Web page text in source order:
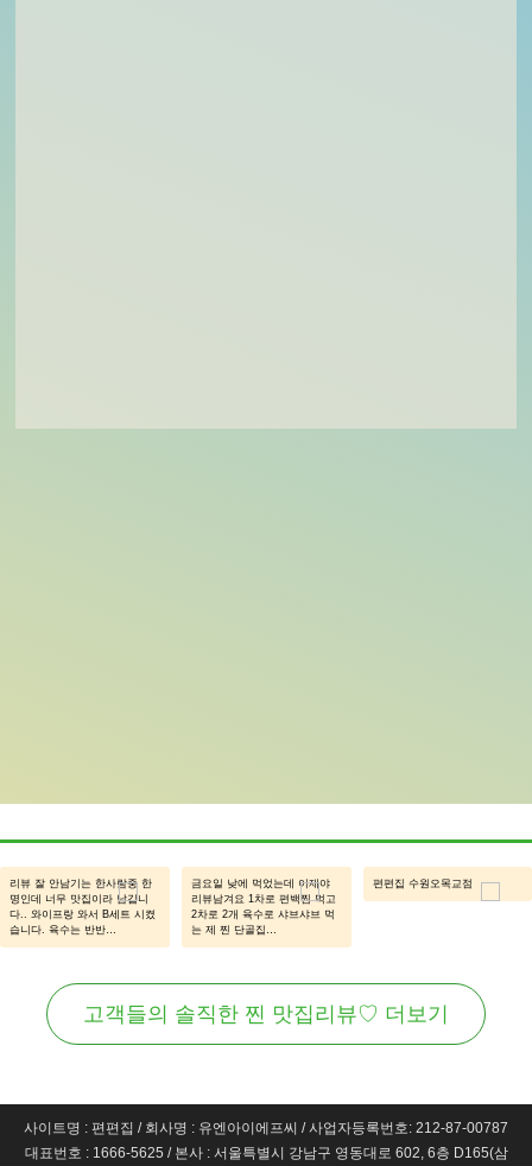
리뷰 잘 안남기는 한사람중 한
명인데 너무 맛집이라 남깁니
다.. 와이프랑 와서 B세트 시켰
습니다. 육수는 반반…
금요일 낮에 먹었는데 이제야
리뷰남겨요 1차로 편백찜 먹고
2차로 2개 육수로 샤브샤브 먹
는 제 찐 단골집…
편편집 수원오목교점
고객들의 솔직한 찐 맛집리뷰♡ 더보기
사이트명 : 편편집 /회사명 : 유엔아이에프씨 /사업자등록번호: 212-87-00787
대표번호 : 1666-5625 /본사 : 서울특별시 강남구 영동대로 602, 6층 D165(삼